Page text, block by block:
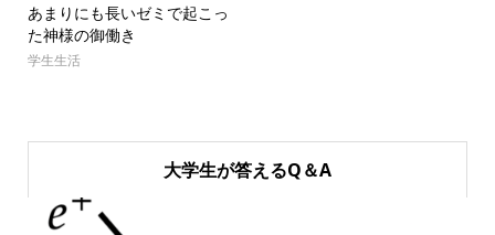
あまりにも長いゼミで起こっ
た神様の御働き
学生生活
大学生が答えるQ＆A